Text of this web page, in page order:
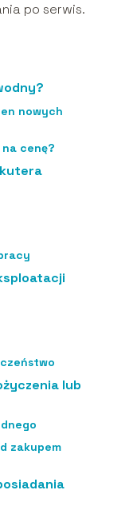
po serwis.
nowych
na cenę?
lub
zakupem